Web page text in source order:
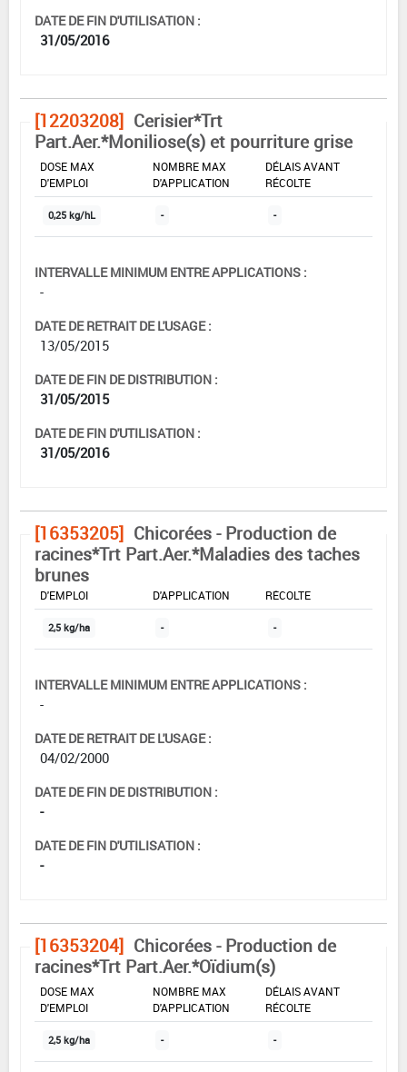
DATE DE FIN D'UTILISATION :
31/05/2016
[12203208] Cerisier*Trt
Part.Aer.*Moniliose(s) et pourriture grise
DOSE MAX
D'EMPLOI
NOMBRE MAX
D'APPLICATION
DÉLAIS AVANT
RÉCOLTE
0,25 kg/hL - -
INTERVALLE MINIMUM ENTRE APPLICATIONS :
-
DATE DE RETRAIT DE L'USAGE :
13/05/2015
DATE DE FIN DE DISTRIBUTION :
31/05/2015
DATE DE FIN D'UTILISATION :
31/05/2016
[16353205] Chicorées - Production de
racines*Trt Part.Aer.*Maladies des taches
brunes
DOSE MAX
D'EMPLOI
D'APPLICATION
RÉCOLTE
2,5 kg/ha - -
INTERVALLE MINIMUM ENTRE APPLICATIONS :
-
DATE DE RETRAIT DE L'USAGE :
04/02/2000
DATE DE FIN DE DISTRIBUTION :
-
DATE DE FIN D'UTILISATION :
-
[16353204] Chicorées - Production de
racines*Trt Part.Aer.*Oïdium(s)
DOSE MAX
D'EMPLOI
NOMBRE MAX
D'APPLICATION
DÉLAIS AVANT
RÉCOLTE
2,5 kg/ha - -